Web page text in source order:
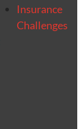
Insurance
Challenges